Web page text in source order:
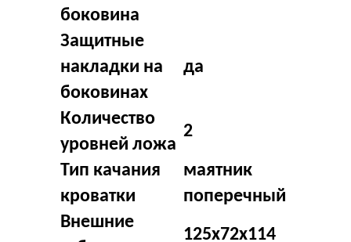
боковина
Защитные
накладки на
боковинах
да
Количество
уровней ложа
2
Тип качания
кроватки
маятник
поперечный
Внешние
125x72x114